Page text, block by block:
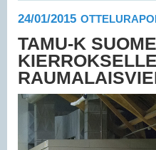
24/01/2015
TAMU-K